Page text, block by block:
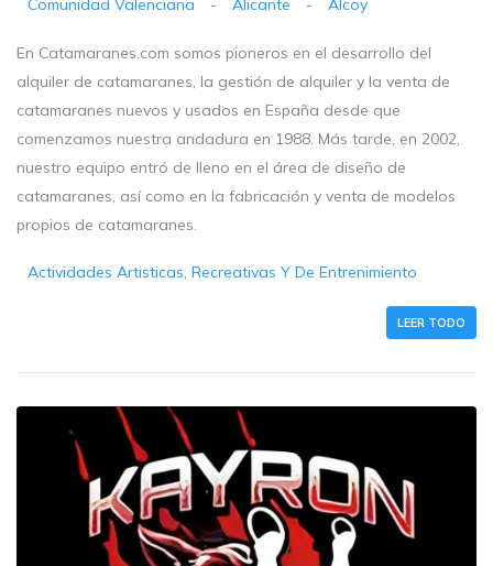
Comunidad Valenciana - Alicante - Alcoy
En Catamaranes.com somos pioneros en el desarrollo del
alquiler de catamaranes, la gestión de alquiler y la venta de
catamaranes nuevos y usados en España desde que
comenzamos nuestra andadura en 1988. Más tarde, en 2002,
nuestro equipo entró de lleno en el área de diseño de
catamaranes, así como en la fabricación y venta de modelos
propios de catamaranes.
Actividades Artisticas, Recreativas Y De Entrenimiento
LEER TODO